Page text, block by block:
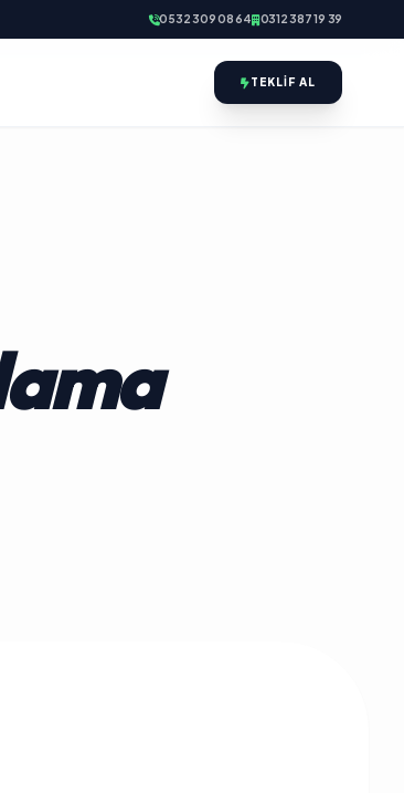
0532 309 08 64 0312 387 19 39
TEKLIF AL